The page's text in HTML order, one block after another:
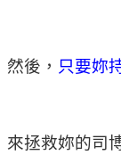
然後， 只要妳
來拯救妳的司